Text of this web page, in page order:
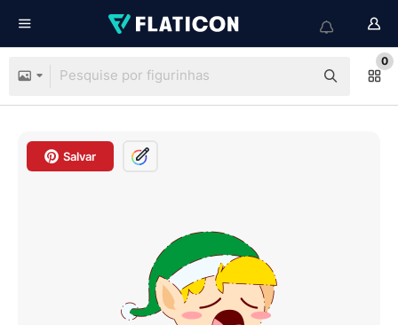
0
Salvar